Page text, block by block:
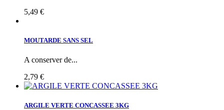
5,49 €
MOUTARDE SANS SEL
A conserver de...
2,79 €
ARGILE VERTE CONCASSEE 3KG